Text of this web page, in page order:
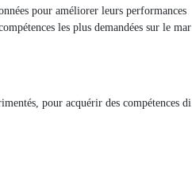
pour améliorer leurs performances
les plus demandées sur le mar
pour acquérir des compétences di